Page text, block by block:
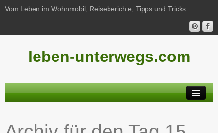
Vom Leben im Wohnmobil, Reiseberichte, Tipps und Tricks
leben-unterwegs.com
Reiseberichte